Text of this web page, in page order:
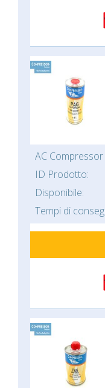
AC
ID Prodotto:
Disponibile:
Tempi di